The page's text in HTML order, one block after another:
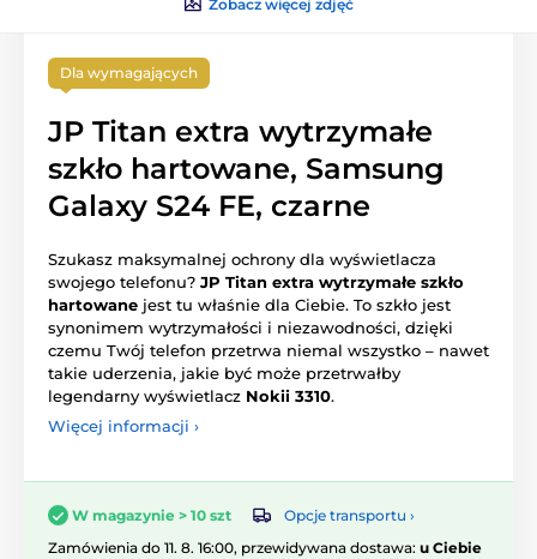
Zobacz więcej zdjęć
Dla wymagających
JP Titan extra wytrzymałe
szkło hartowane, Samsung
Galaxy S24 FE, czarne
Szukasz maksymalnej ochrony dla wyświetlacza
swojego telefonu? JP Titan extra wytrzymałe szkło
hartowane jest tu właśnie dla Ciebie. To szkło jest
synonimem wytrzymałości i niezawodności, dzięki
czemu Twój telefon przetrwa niemal wszystko – nawet
takie uderzenia, jakie być może przetrwałby
legendarny wyświetlacz Nokii 3310.
Więcej informacji ›
W magazynie > 10 szt
Opcje transportu ›
Zamówienia do 11. 8. 16:00, przewidywana dostawa: u Ciebie